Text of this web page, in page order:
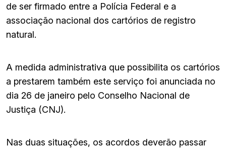
de ser firmado entre a Polícia Federal e a
associação nacional dos cartórios de registro
natural.
A medida administrativa que possibilita os cartórios
a prestarem também este serviço foi anunciada no
dia 26 de janeiro pelo Conselho Nacional de
Justiça (CNJ).
Nas duas situações, os acordos deverão passar